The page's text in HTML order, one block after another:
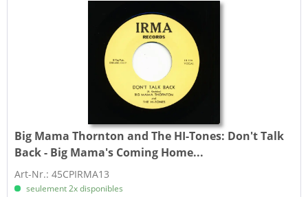
Big Mama Thornton and The HI-Tones: Don't Talk
Back - Big Mama's Coming Home...
Art-Nr.: 45CPIRMA13
seulement 2x disponibles